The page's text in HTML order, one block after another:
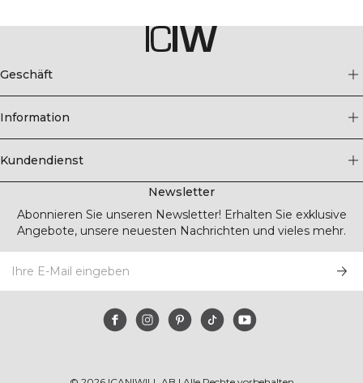
Geschäft
Information
Kundendienst
Newsletter
Abonnieren Sie unseren Newsletter! Erhalten Sie exklusive
Angebote, unsere neuesten Nachrichten und vieles mehr.